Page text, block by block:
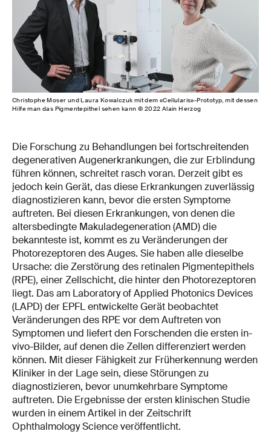
Christophe Moser und Laura Kowalczuk mit dem «Cellularis»-Prototyp, mit dessen
Hilfe man das Pigmentepithel sehen kann © 2022 Alain Herzog
Die Forschung zu Behandlungen bei fortschreitenden
degenerativen Augenerkrankungen, die zur Erblindung
führen können, schreitet rasch voran. Derzeit gibt es
jedoch kein Gerät, das diese Erkrankungen zuverlässig
diagnostizieren kann, bevor die ersten Symptome
auftreten. Bei diesen Erkrankungen, von denen die
altersbedingte Makuladegeneration (AMD) die
bekannteste ist, kommt es zu Veränderungen der
Photorezeptoren des Auges. Sie haben alle dieselbe
Ursache: die Zerstörung des retinalen Pigmentepithels
(RPE), einer Zellschicht, die hinter den Photorezeptoren
liegt. Das am Laboratory of Applied Photonics Devices
(LAPD) der EPFL entwickelte Gerät beobachtet
Veränderungen des RPE vor dem Auftreten von
Symptomen und liefert den Forschenden die ersten in-
vivo-Bilder, auf denen die Zellen differenziert werden
können. Mit dieser Fähigkeit zur Früherkennung werden
Kliniker in der Lage sein, diese Störungen zu
diagnostizieren, bevor unumkehrbare Symptome
auftreten. Die Ergebnisse der ersten klinischen Studie
wurden in einem Artikel in der Zeitschrift
Ophthalmology Science veröffentlicht.